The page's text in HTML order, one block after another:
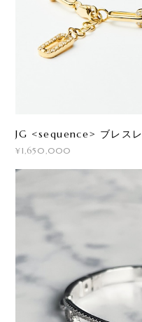
JG <sequence> ブレス
¥1,650,000